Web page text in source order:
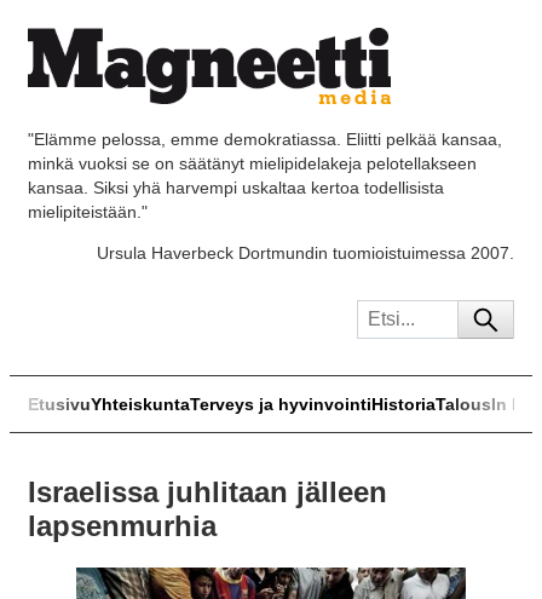
"Elämme pelossa, emme demokratiassa. Eliitti pelkää kansaa,
minkä vuoksi se on säätänyt mielipidelakeja pelotellakseen
kansaa. Siksi yhä harvempi uskaltaa kertoa todellisista
mielipiteistään."
Ursula Haverbeck Dortmundin tuomioistuimessa 2007.
EtusivuYhteiskuntaTerveys ja hyvinvointiHistoriaTalousIn
Israelissa juhlitaan jälleen
lapsenmurhia